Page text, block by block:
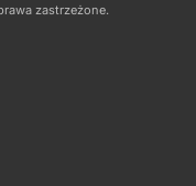
zastrzeżone.